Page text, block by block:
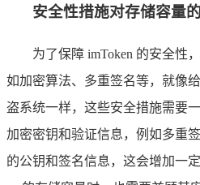
安全性措施对存储容量
为了保障 imToken 的安全性
如加密算法、多重签名等，就像
盗系统一样，这些安全措施需要
加密密钥和验证信息，例如多重
的公钥和签名信息，这会增加一